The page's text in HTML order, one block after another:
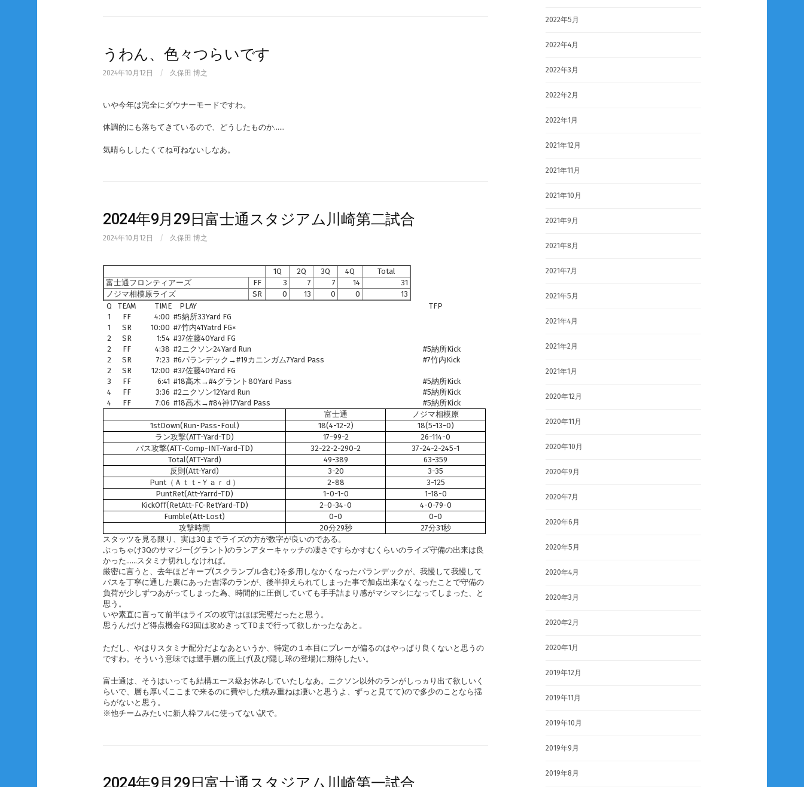
うわん、色々つらいです
2024年10月12日 / 久保田 博之
いや今年は完全にダウナーモードですわ。
体調的にも落ちてきているので、どうしたものか……
気晴らししたくてね可ねないしなあ。
2024年9月29日富士通スタジアム川崎第二試合
2024年10月12日 / 久保田 博之
1Q 2Q 3Q 4Q
Total
富士通フロンティアーズ
FF 3 7 7 14
31
ノジマ相模原ライズ
SR 0 13 0 0
13
Q
TEAM TIME PLAY
TFP
1
FF 4:00 #5納所33Yard FG
1
SR 10:00 #7竹内41Yatrd FG×
2
SR 1:54 #37佐藤40Yard FG
2
FF 4:38 #2ニクソン24Yard Run
#5納所Kick
2
SR 7:23 #6パランデック→#19カニンガム7Yard Pass
#7竹内Kick
2
SR 12:00 #37佐藤40Yard FG
3
FF 6:41 #18高木→#4グラント80Yard Pass
#5納所Kick
4
FF 3:36 #2ニクソン12Yard Run
#5納所Kick
4
FF 7:06 #18高木→#84神17Yard Pass
#5納所Kick
富士通
ノジマ相模原
1stDown(Run-Pass-Foul)
18(4-12-2)
18(5-13-0)
ラン攻撃(ATT-Yard-TD)
17-99-2
26-114-0
パス攻撃(ATT-Comp-INT-Yard-TD)
32-22-2-290-2
37-24-2-245-1
Total(ATT-Yard)
49-389
63-359
反則(Att-Yard)
3-20
3-35
Punt（Ａｔｔ-Ｙａｒｄ）
2-88
3-125
PuntRet(Att-Yarrd-TD)
1-0-1-0
1-18-0
KickOff(RetAtt-FC-RetYard-TD)
2-0-34-0
4-0-79-0
Fumble(Att-Lost)
0-0
0-0
攻撃時間
20分29秒
27分31秒
スタッツを見る限り、実は3Qまでライズの方が数字が良いのである。
ぶっちゃけ3Qのサマジー(グラント)のランアターキャッチの凄さですらかすむくらいのライズ守備の出来は良
かった……スタミナ切れしなければ。
厳密に言うと、去年ほどキープ(スクランブル含む)を多用しなかくなったパランデックが、我慢して我慢して
パスを丁寧に通した裏にあった吉澤のランが、後半抑えられてしまった事で加点出来なくなったことで守備の
負荷が少しずつあがってしまった為、時間的に圧倒していても手手詰まり感がマシマシになってしまった、と
思う。
いや素直に言って前半はライズの攻守はほぼ完璧だったと思う。
思うんだけど得点機会FG3回は攻めきってTDまで行って欲しかったなあと。
ただし、やはりスタミナ配分だよなあというか、特定の１本目にプレーが偏るのはやっぱり良くないと思うの
ですわ。そういう意味では選手層の底上げ(及び隠し球の登場)に期待したい。
富士通は、そうはいっても結構エース級お休みしていたしなあ。ニクソン以外のランがしっヵり出て欲しいく
らいで、層も厚い(ここまで来るのに費やした積み重ねは凄いと思うよ、ずっと見てて)ので多少のことなら揺
らがないと思う。
※他チームみたいに新人枠フルに使ってない訳で。
2024年9月29日富士通スタジアム川崎第一試合
2022年5月
2022年4月
2022年3月
2022年2月
2022年1月
2021年12月
2021年11月
2021年10月
2021年9月
2021年8月
2021年7月
2021年5月
2021年4月
2021年2月
2021年1月
2020年12月
2020年11月
2020年10月
2020年9月
2020年7月
2020年6月
2020年5月
2020年4月
2020年3月
2020年2月
2020年1月
2019年12月
2019年11月
2019年10月
2019年9月
2019年8月